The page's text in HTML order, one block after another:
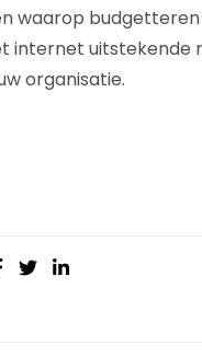
waarop
internet uitstekende
organisatie.